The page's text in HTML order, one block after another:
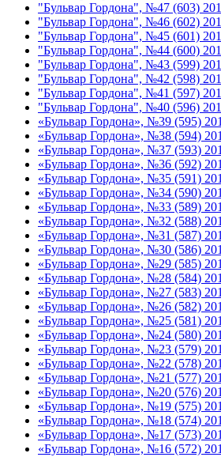
"Бульвар Гордона", №47 (603)
"Бульвар Гордона", №46 (602)
"Бульвар Гордона", №45 (601)
"Бульвар Гордона", №44 (600)
"Бульвар Гордона", №43 (599)
"Бульвар Гордона", №42 (598)
"Бульвар Гордона", №41 (597)
"Бульвар Гордона", №40 (596)
«Бульвар Гордона», №39 (595)
«Бульвар Гордона», №38 (594)
«Бульвар Гордона», №37 (593)
«Бульвар Гордона», №36 (592)
«Бульвар Гордона», №35 (591)
«Бульвар Гордона», №34 (590)
«Бульвар Гордона», №33 (589)
«Бульвар Гордона», №32 (588)
«Бульвар Гордона», №31 (587)
«Бульвар Гордона», №30 (586)
«Бульвар Гордона», №29 (585)
«Бульвар Гордона», №28 (584)
«Бульвар Гордона», №27 (583)
«Бульвар Гордона», №26 (582)
«Бульвар Гордона», №25 (581)
«Бульвар Гордона», №24 (580)
«Бульвар Гордона», №23 (579)
«Бульвар Гордона», №22 (578)
«Бульвар Гордона», №21 (577)
«Бульвар Гордона», №20 (576)
«Бульвар Гордона», №19 (575)
«Бульвар Гордона», №18 (574)
«Бульвар Гордона», №17 (573)
«Бульвар Гордона», №16 (572)